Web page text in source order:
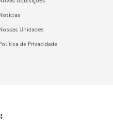
Unidades
de Privacidade